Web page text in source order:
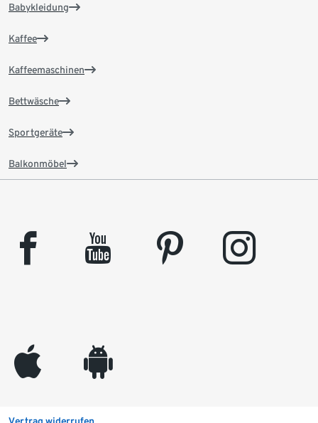
Babykleidung
Kaffee
Kaffeemaschinen
Bettwäsche
Sportgeräte
Balkonmöbel
facebook youtube pinterest instagram
appleinc android